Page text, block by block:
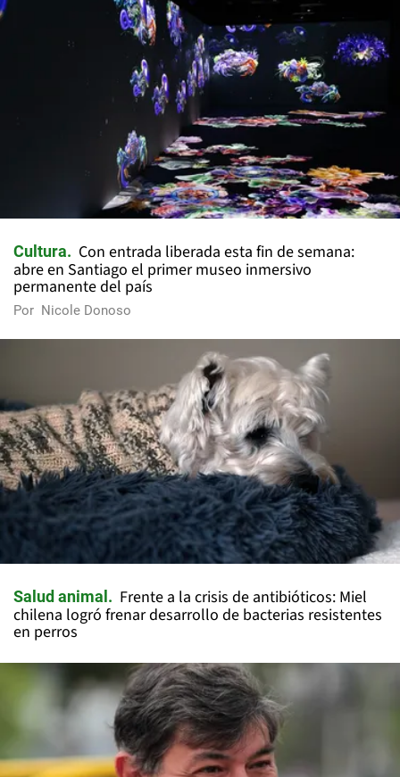
Cultura
Con entrada liberada esta fin de semana:
abre en Santiago el primer museo inmersivo
permanente del país
Por Nicole Donoso
Salud animal
Frente a la crisis de antibióticos: Miel
chilena logró frenar desarrollo de bacterias resistentes
en perros